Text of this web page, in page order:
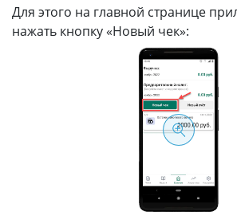
Для этого на главной странице
нажать кнопку «Новый чек»: